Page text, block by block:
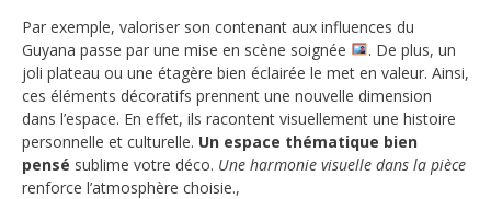
Par exemple, valoriser son contenant aux influences du
Guyana passe par une mise en scène soignée
. De plus, un
joli plateau ou une étagère bien éclairée le met en valeur. Ainsi,
ces éléments décoratifs prennent une nouvelle dimension
dans l’espace. En effet, ils racontent visuellement une histoire
personnelle et culturelle. Un espace thématique bien
pensé sublime votre déco. Une harmonie visuelle dans la pièce
renforce l’atmosphère choisie.,